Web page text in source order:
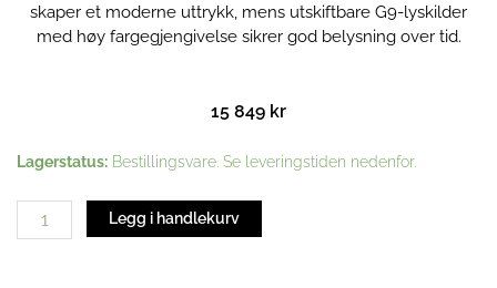
skaper et moderne uttrykk, mens utskiftbare G9-lyskilder
med høy fargegjengivelse sikrer god belysning over tid.
15 849 kr
Lagerstatus: Bestillingsvare. Se leveringstiden nedenfor.
Rime
White
Legg i handlekurv